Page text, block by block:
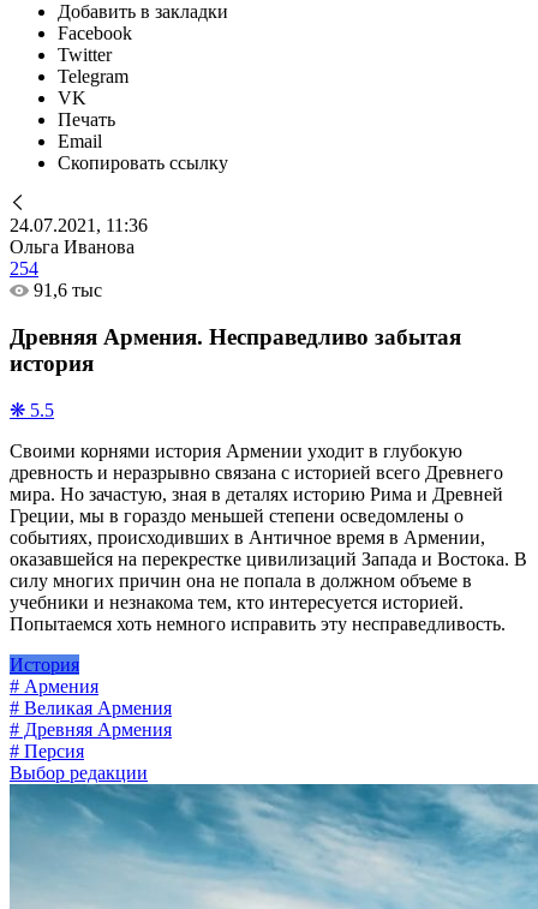
Добавить в закладки
Facebook
Twitter
Telegram
VK
Печать
Email
Скопировать ссылку
24.07.2021, 11:36
Ольга Иванова
254
91,6 тыс
Древняя Армения. Несправедливо забытая
история
❋ 5.5
Своими корнями история Армении уходит в глубокую
древность и неразрывно связана с историей всего Древнего
мира. Но зачастую, зная в деталях историю Рима и Древней
Греции, мы в гораздо меньшей степени осведомлены о
событиях, происходивших в Античное время в Армении,
оказавшейся на перекрестке цивилизаций Запада и Востока. В
силу многих причин она не попала в должном объеме в
учебники и незнакома тем, кто интересуется историей.
Попытаемся хоть немного исправить эту несправедливость.
История
# Армения
# Великая Армения
# Древняя Армения
# Персия
Выбор редакции